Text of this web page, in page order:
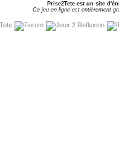
Prise2Tete est un site
Ce jeu en ligne est entièrement